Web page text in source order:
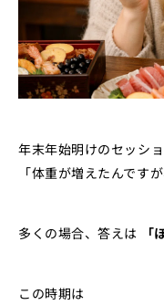
年末年始明けのセッシ
「体重が増えたんです
多くの場合、答えは
この時期は